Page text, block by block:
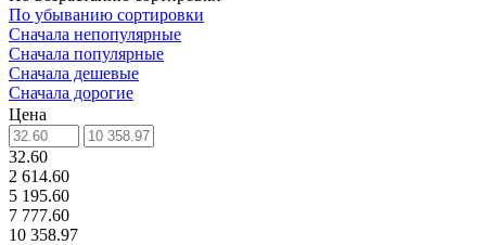
По убыванию сортировки
Сначала непопулярные
Сначала популярные
Сначала дешевые
Сначала дорогие
Цена
32.60
2 614.60
5 195.60
7 777.60
10 358.97